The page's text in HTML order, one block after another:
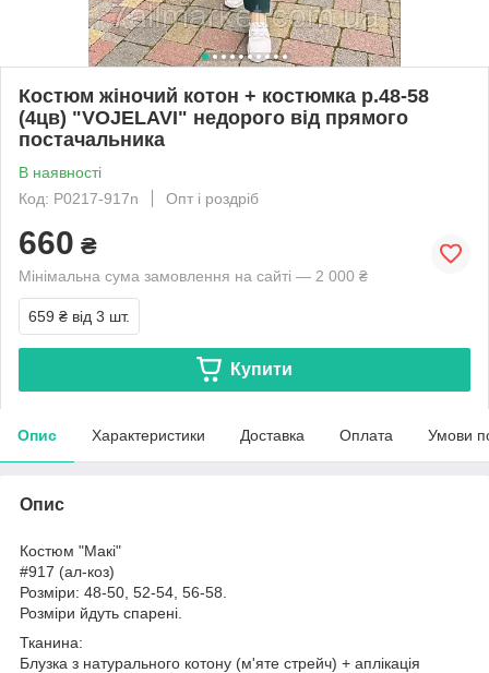
Костюм жіночий котон + костюмка р.48-58
(4цв) "VOJELAVI" недорого від прямого
постачальника
В наявності
Код: P0217-917n
Опт і роздріб
660 ₴
Мінімальна сума замовлення на сайті — 2 000 ₴
659 ₴ від 3 шт.
Купити
Опис Характеристики Доставка Оплата Умови
Опис
Костюм "Макі"
#917 (ал-коз)
Розміри: 48-50, 52-54, 56-58.
Розміри йдуть спарені.
Тканина:
Блузка з натурального котону (м'яте стрейч) + аплікація